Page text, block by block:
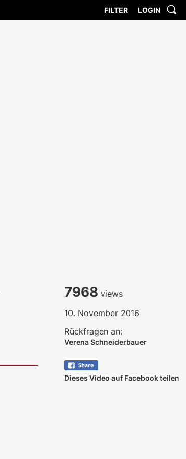
FILTER LOGIN
7968 views
10. November 2016
Rückfragen an:
Verena Schneiderbauer
Dieses Video auf Facebook teilen